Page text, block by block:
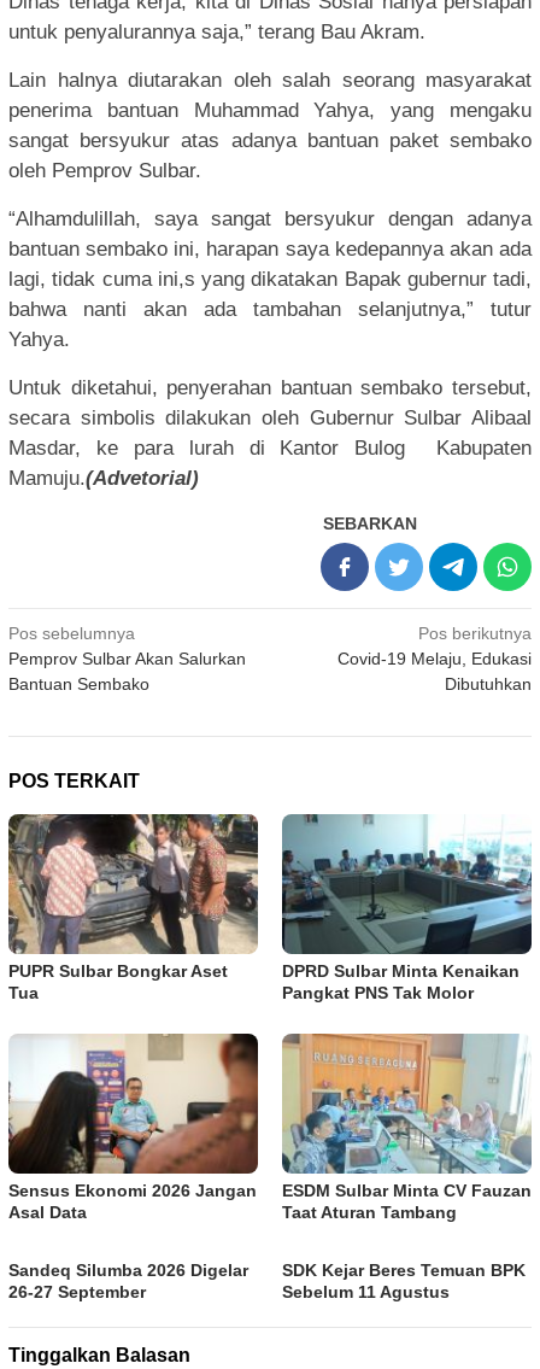
untuk penyalurannya saja,” terang Bau Akram.
Lain halnya diutarakan oleh salah seorang masyarakat
penerima bantuan Muhammad Yahya, yang mengaku
sangat bersyukur atas adanya bantuan paket sembako
oleh Pemprov Sulbar.
“Alhamdulillah, saya sangat bersyukur dengan adanya
bantuan sembako ini, harapan saya kedepannya akan ada
lagi, tidak cuma ini,s yang dikatakan Bapak gubernur tadi,
bahwa nanti akan ada tambahan selanjutnya,” tutur
Yahya.
Untuk diketahui, penyerahan bantuan sembako tersebut,
secara simbolis dilakukan oleh Gubernur Sulbar Alibaal
Masdar, ke para lurah di Kantor Bulog Kabupaten
Mamuju.(Advetorial)
SEBARKAN
Navigasi
pos
Pos sebelumnya
Pemprov Sulbar Akan Salurkan
Bantuan Sembako
Pos berikutnya
Covid-19 Melaju, Edukasi
Dibutuhkan
POS TERKAIT
PUPR Sulbar Bongkar Aset
Tua
DPRD Sulbar Minta Kenaikan
Pangkat PNS Tak Molor
Sensus Ekonomi 2026 Jangan
Asal Data
ESDM Sulbar Minta CV Fauzan
Taat Aturan Tambang
Sandeq Silumba 2026 Digelar
26-27 September
SDK Kejar Beres Temuan BPK
Sebelum 11 Agustus
Tinggalkan Balasan